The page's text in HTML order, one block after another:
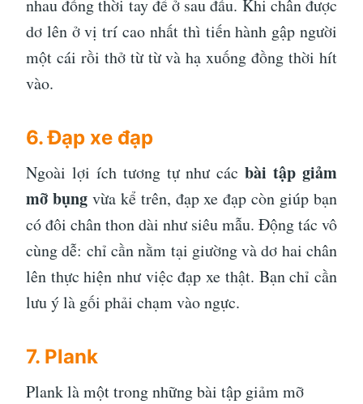
nhau đồng thời tay để ở sau đầu. Khi chân được
dơ lên ở vị trí cao nhất thì tiến hành gập người
một cái rồi thở từ từ và hạ xuống đồng thời hít
vào.
6. Đạp xe đạp
Ngoài lợi ích tương tự như cácbài tập giảm
mỡ bụngvừa kể trên, đạp xe đạp còn giúp bạn
có đôi chân thon dài như siêu mẫu. Động tác vô
cùng dễ: chỉ cần nằm tại giường và dơ hai chân
lên thực hiện như việc đạp xe thật. Bạn chỉ cần
lưu ý là gối phải chạm vào ngực.
7. Plank
Plank là một trong những bài tập giảm mỡ